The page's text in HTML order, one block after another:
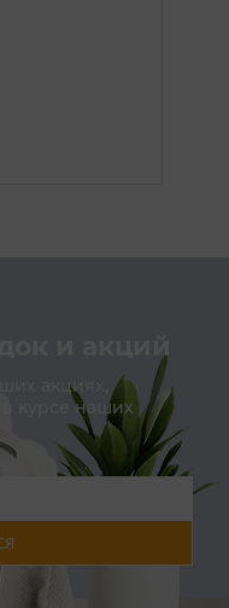
и акций
акциях,
в курсе наших